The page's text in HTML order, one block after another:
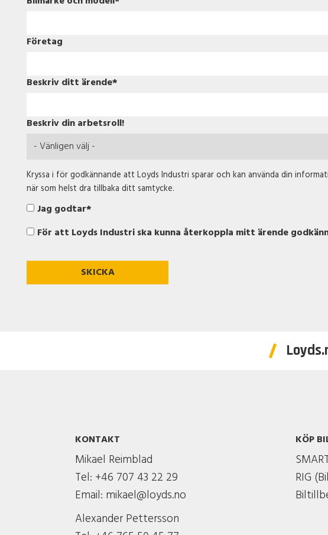
Företag
Beskriv ditt ärende*
Beskriv din arbetsroll!
Kryssa i för godkännande att Loyds Industri sparar och kan använda din
när som helst dra tillbaka ditt samtycke.
Jag godtar*
För att Loyds Industri ska kunna återkoppla mitt ärende
KONTAKT
Mikael Reimblad
Tel: +46 707 43 22 29
Email: mikael@loyds.no
Alexander Pettersson
KÖP
RIG